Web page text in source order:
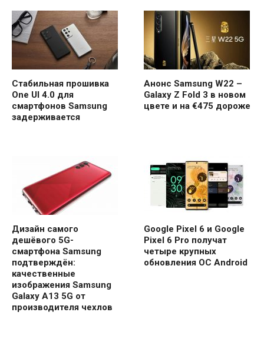
Стабильная прошивка
One UI 4.0 для
смартфонов Samsung
задерживается
Анонс Samsung W22 –
Galaxy Z Fold 3 в новом
цвете и на €475 дороже
Дизайн самого
дешёвого 5G-
смартфона Samsung
подтверждён:
качественные
изображения Samsung
Galaxy A13 5G от
производителя чехлов
Google Pixel 6 и Google
Pixel 6 Pro получат
четыре крупных
обновления ОС Android